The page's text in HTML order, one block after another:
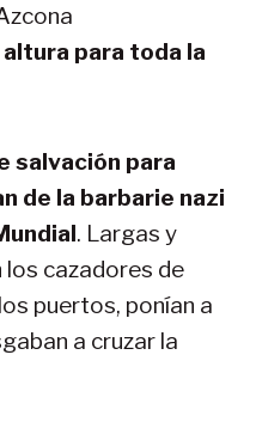
para toda la
salvación para
de la barbarie nazi
. Largas y
cazadores de
puertos, ponían a
a cruzar la